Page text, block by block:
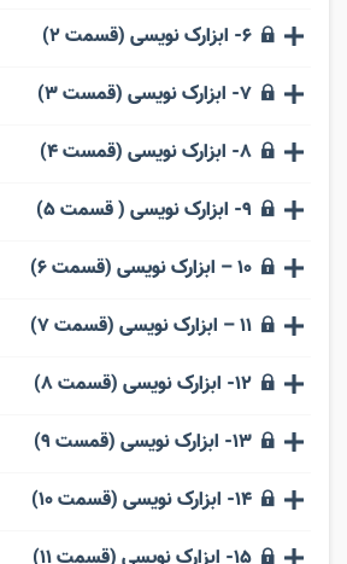
6- ابزارک نویسی (قسمت 2)
7- ابزارک نویسی (قمست 3)
8- ابزارک نویسی (قمست 4)
9- ابزارک نویسی ( قسمت 5)
10 – ابزارک نویسی (قسمت 6)
11 – ابزارک نویسی (قسمت 7)
12- ابزارک نویسی (قسمت 8)
13- ابزارک نویسی (قمست 9)
14- ابزارک نویسی (قسمت 10)